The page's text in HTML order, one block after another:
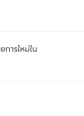
ารใหม่ใน